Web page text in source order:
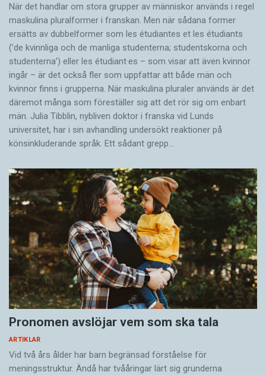
När det handlar om stora grupper av människor används i regel
maskulina pluralformer i franskan. Men när sådana ­former
ersätts av dubbel­former som les étudiantes et les étudiants
(’de kvinnliga och de manliga studenterna; studentskorna och
studenterna’) eller les étudiant·es – som visar att även kvinnor
ingår – är det också fler som uppfattar att både män och
kvinnor finns i grupperna. När maskulina pluraler används är det
där­emot många som föreställer sig att det rör sig om enbart
män. Julia Tibblin, nybliven doktor i franska vid Lunds
universitet, har i sin avhandling undersökt reaktioner på
könsinkluderande språk. Ett sådant grepp…
Pronomen avslöjar vem som ska tala
ARTIKLAR
Vid två års ålder har barn begränsad förståelse för
meningsstruktur. Ändå har tvååringar lärt sig grunderna